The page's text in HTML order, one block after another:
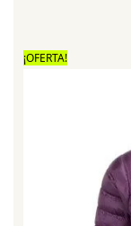
¡OFERTA!